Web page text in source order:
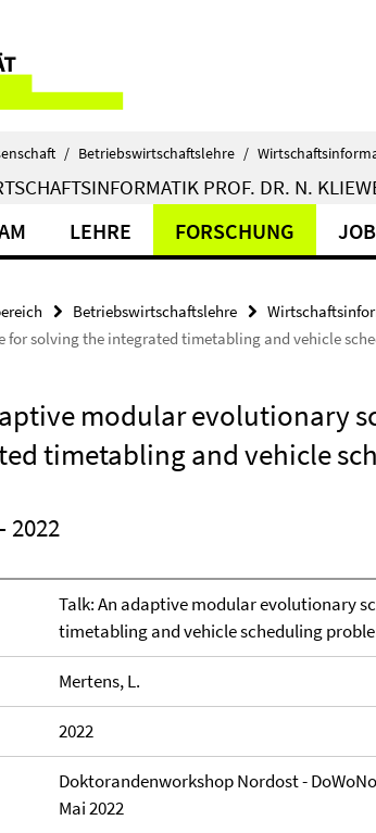
/ Betriebswirtschaftslehre /
PROF. DR. N.
LEHRE FORSCHUNG
Betriebswirtschaftslehre
for solving the integrated timetabling and vehicle
modular evolutionary
timetabling and vehicle
2022
Talk: An adaptive modular evolutionary
timetabling and vehicle scheduling
Mertens, L.
2022
Doktorandenworkshop Nordost -
Mai 2022